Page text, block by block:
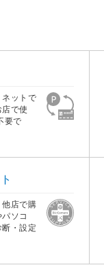
ネットで
で使
要で
他店で購
ソコ
・設定